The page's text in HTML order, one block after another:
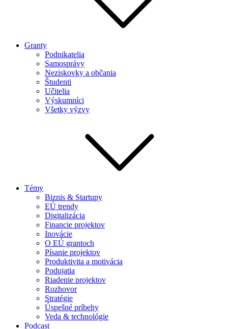
Granty
Podnikatelia
Samosprávy
Neziskovky a občania
Študenti
Učitelia
Výskumníci
Všetky výzvy
Témy
Biznis & Startupy
EÚ trendy
Digitalizácia
Financie projektov
Inovácie
O EÚ grantoch
Písanie projektov
Produktivita a motivácia
Podujatia
Riadenie projektov
Rozhovor
Stratégie
Úspešné príbehy
Veda & technológie
Podcast